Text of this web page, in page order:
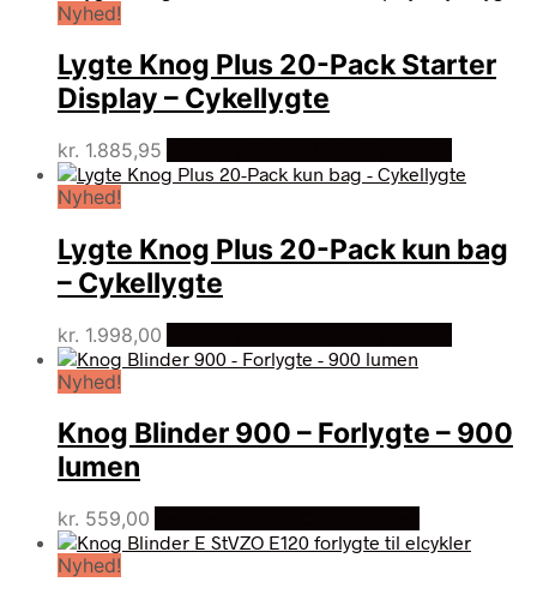
Nyhed!
Lygte Knog Plus 20-Pack Starter
Display – Cykellygte
kr. 1.885,95
Nyhed!
Lygte Knog Plus 20-Pack kun bag
– Cykellygte
kr. 1.998,00
Nyhed!
Knog Blinder 900 – Forlygte – 900
lumen
kr. 559,00
Nyhed!